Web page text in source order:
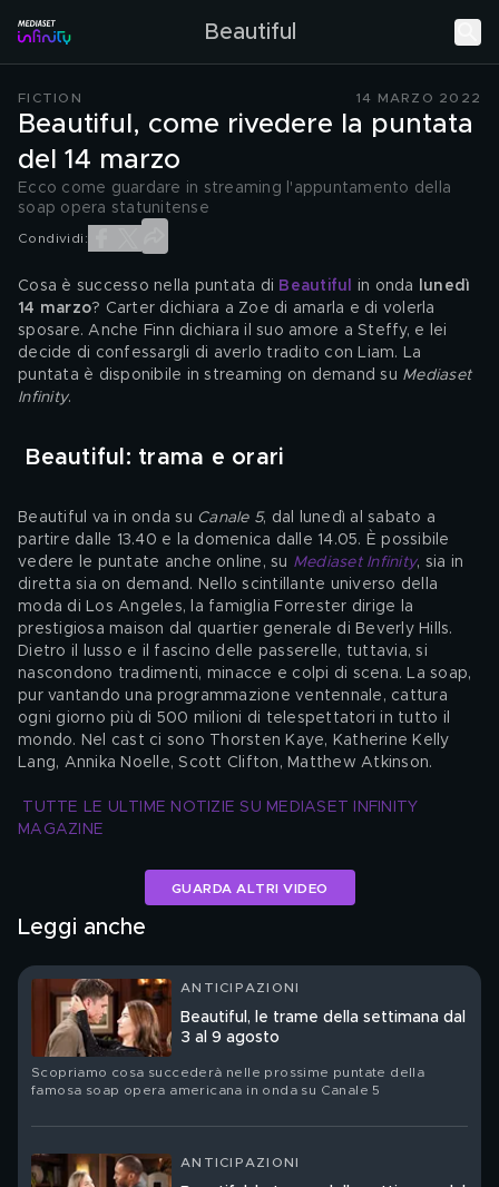
Beautiful
FICTION 14 MARZO 2022
Beautiful, come rivedere la puntata
del 14 marzo
Ecco come guardare in streaming l'appuntamento della
soap opera statunitense
Condividi:
Cosa è successo nella puntata di Beautiful in onda
lunedì
14 marzo? Carter dichiara a Zoe di amarla e di volerla
sposare. Anche Finn dichiara il suo amore a Steffy, e lei
decide di confessargli di averlo tradito con Liam. La
puntata è disponibile in streaming on demand su Mediaset
Infinity.
Beautiful: trama e orari
Beautiful va in onda su Canale 5, dal lunedì al sabato a
partire dalle 13.40 e la domenica dalle 14.05. È possibile
vedere le puntate anche online, su Mediaset Infinity, sia in
diretta sia on demand. Nello scintillante universo della
moda di Los Angeles, la famiglia Forrester dirige la
prestigiosa maison dal quartier generale di Beverly Hills.
Dietro il lusso e il fascino delle passerelle, tuttavia, si
nascondono tradimenti, minacce e colpi di scena. La soap,
pur vantando una programmazione ventennale, cattura
ogni giorno più di 500 milioni di telespettatori in tutto il
mondo. Nel cast ci sono Thorsten Kaye, Katherine Kelly
Lang, Annika Noelle, Scott Clifton, Matthew Atkinson.
TUTTE LE ULTIME NOTIZIE SU MEDIASET INFINITY
MAGAZINE
GUARDA ALTRI VIDEO
Leggi anche
ANTICIPAZIONI
Beautiful, le trame della settimana dal
3 al 9 agosto
Scopriamo cosa succederà nelle prossime puntate della
famosa soap opera americana in onda su Canale 5
ANTICIPAZIONI